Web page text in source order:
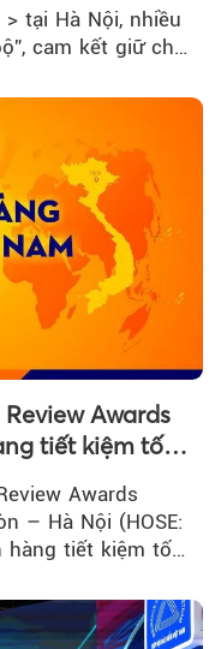
> tại Hà Nội, nhiều
cam kết giữ chỗ
Awards
tiết kiệm tốt
Awards
– Hà Nội (HOSE:
hàng tiết kiệm tốt